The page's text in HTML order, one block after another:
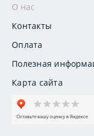
О нас
Контакты
Оплата
Полезная
Карта сайта